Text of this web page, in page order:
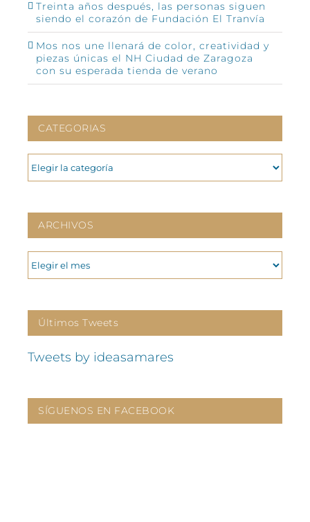
Treinta años después, las personas siguen
siendo el corazón de Fundación El Tranvía
Mos nos une llenará de color, creatividad y
piezas únicas el NH Ciudad de Zaragoza
con su esperada tienda de verano
CATEGORIAS
CATEGORIAS
ARCHIVOS
ARCHIVOS
Últimos Tweets
Tweets by ideasamares
SÍGUENOS EN FACEBOOK